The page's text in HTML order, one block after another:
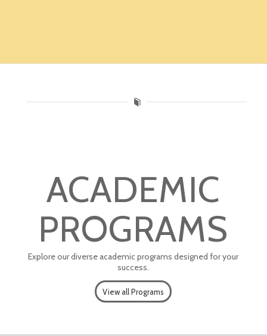
ACADEMIC
PROGRAMS
Explore our diverse academic programs designed for your
success.
View all Programs